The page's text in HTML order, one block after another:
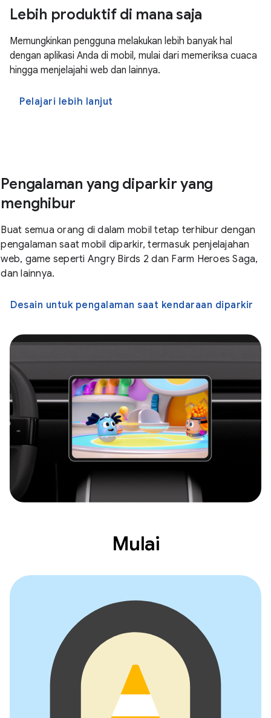
Lebih produktif di mana saja
Memungkinkan pengguna melakukan lebih banyak hal
dengan aplikasi Anda di mobil, mulai dari memeriksa cuaca
hingga menjelajahi web dan lainnya.
Pelajari lebih lanjut
Pengalaman yang diparkir yang
menghibur
Buat semua orang di dalam mobil tetap terhibur dengan
pengalaman saat mobil diparkir, termasuk penjelajahan
web, game seperti Angry Birds 2 dan Farm Heroes Saga,
dan lainnya.
Desain untuk pengalaman saat kendaraan diparkir
Mulai